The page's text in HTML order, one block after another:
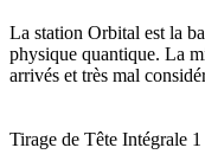
La station Orbital est la
physique quantique. La
arrivés et très mal
Tirage de Tête Intégrale